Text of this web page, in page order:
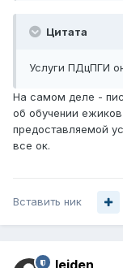
Цитата
Услуги ПДцПГИ
На самом деле -
об обучении
предоставляемой
все ок.
Вставить ник